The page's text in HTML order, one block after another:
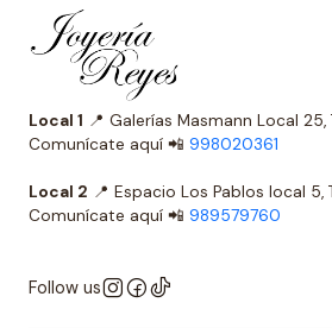
Local 1 📍 Galerías Masmann
Comunícate aquí 📲 998020361
Local 2 📍 Espacio Los Pablos
Comunícate aquí 📲 989579760
Follow us